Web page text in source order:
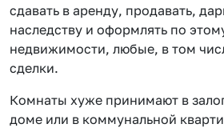
сдавать в аренду, продавать,
наследству и оформлять по
недвижимости, любые, в том
сделки.
Комнаты хуже принимают в
доме или в коммунальной